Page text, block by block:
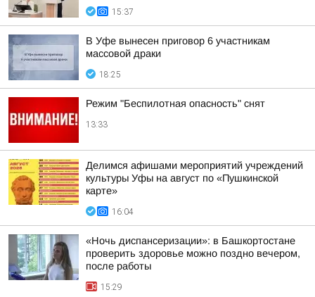
15:37
В Уфе вынесен приговор 6 участникам
массовой драки
18:25
Режим "Беспилотная опасность" снят
13:33
Делимся афишами мероприятий учреждений
культуры Уфы на август по «Пушкинской
карте»
16:04
«Ночь диспансеризации»: в Башкортостане
проверить здоровье можно поздно вечером,
после работы
15:29